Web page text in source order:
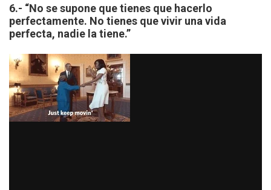
6.- “No se supone que tienes que hacerlo
perfectamente. No tienes que vivir una vida
perfecta, nadie la tiene.”